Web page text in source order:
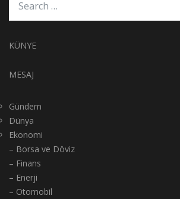
KÜNYE
MESAJ
Gündem
Dünya
Ekonomi
– Borsa ve Döviz
– Finans
– Enerji
– Otomobil